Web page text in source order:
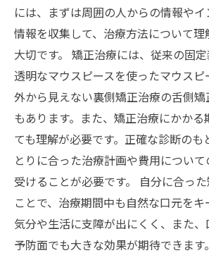
には、まずは周囲の人からの情報や
情報を収集して、治療方法について
大切です。 矯正治療には、従来の固定
透明なマウスピースを使ったマウスピ
外から見えない裏側矯正治療の舌側
もあります。また、矯正治療にかか
ても理解が必要です。正確な診断のも
とりに合った治療計画や費用につい
受けることが必要です。 自分に合っ
ことで、治療期間中も自然な口元をキ
気分や生活に支障が出にくく、また
予防面でも大きな効果が期待できま